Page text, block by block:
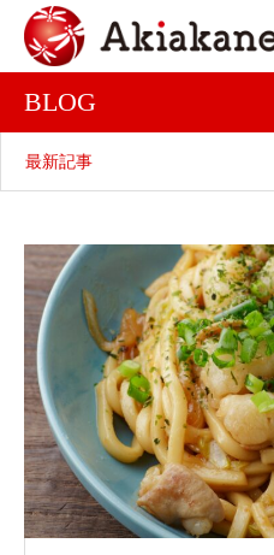
BLOG
最新記事